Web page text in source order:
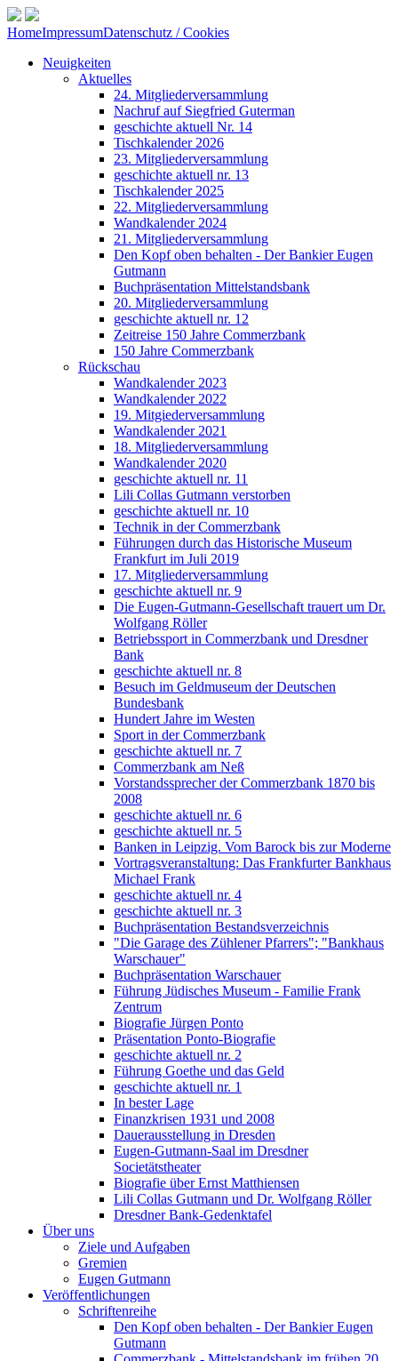
HomeImpressumDatenschutz / Cookies
Neuigkeiten
Aktuelles
24. Mitgliederversammlung
Nachruf auf Siegfried Guterman
geschichte aktuell Nr. 14
Tischkalender 2026
23. Mitgliederversammlung
geschichte aktuell nr. 13
Tischkalender 2025
22. Mitgliederversammlung
Wandkalender 2024
21. Mitgliederversammlung
Den Kopf oben behalten - Der Bankier Eugen
Gutmann
Buchpräsentation Mittelstandsbank
20. Mitgliederversammlung
geschichte aktuell nr. 12
Zeitreise 150 Jahre Commerzbank
150 Jahre Commerzbank
Rückschau
Wandkalender 2023
Wandkalender 2022
19. Mitgiederversammlung
Wandkalender 2021
18. Mitgliederversammlung
Wandkalender 2020
geschichte aktuell nr. 11
Lili Collas Gutmann verstorben
geschichte aktuell nr. 10
Technik in der Commerzbank
Führungen durch das Historische Museum
Frankfurt im Juli 2019
17. Mitgliederversammlung
geschichte aktuell nr. 9
Die Eugen-Gutmann-Gesellschaft trauert um Dr.
Wolfgang Röller
Betriebssport in Commerzbank und Dresdner
Bank
geschichte aktuell nr. 8
Besuch im Geldmuseum der Deutschen
Bundesbank
Hundert Jahre im Westen
Sport in der Commerzbank
geschichte aktuell nr. 7
Commerzbank am Neß
Vorstandssprecher der Commerzbank 1870 bis
2008
geschichte aktuell nr. 6
geschichte aktuell nr. 5
Banken in Leipzig. Vom Barock bis zur Moderne
Vortragsveranstaltung: Das Frankfurter Bankhaus
Michael Frank
geschichte aktuell nr. 4
geschichte aktuell nr. 3
Buchpräsentation Bestandsverzeichnis
"Die Garage des Zühlener Pfarrers"; "Bankhaus
Warschauer"
Buchpräsentation Warschauer
Führung Jüdisches Museum - Familie Frank
Zentrum
Biografie Jürgen Ponto
Präsentation Ponto-Biografie
geschichte aktuell nr. 2
Führung Goethe und das Geld
geschichte aktuell nr. 1
In bester Lage
Finanzkrisen 1931 und 2008
Dauerausstellung in Dresden
Eugen-Gutmann-Saal im Dresdner
Societätstheater
Biografie über Ernst Matthiensen
Lili Collas Gutmann und Dr. Wolfgang Röller
Dresdner Bank-Gedenktafel
Über uns
Ziele und Aufgaben
Gremien
Eugen Gutmann
Veröffentlichungen
Schriftenreihe
Den Kopf oben behalten - Der Bankier Eugen
Gutmann